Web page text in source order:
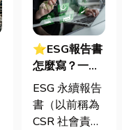
⭐ESG報告書
怎麼寫？一定
要上市櫃才寫
嗎？3步驟擺
脫綠色轉型焦
ESG 永續報告
書（以前稱為
CSR 社會責任